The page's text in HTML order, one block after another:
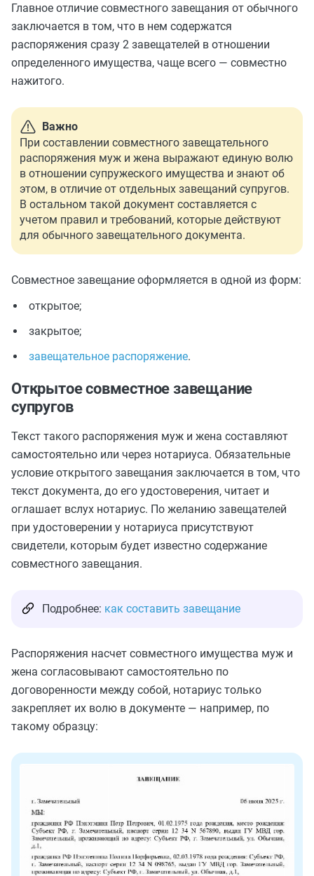
Главное отличие совместного завещания от обычного
заключается в том, что в нем содержатся
распоряжения сразу 2 завещателей в отношении
определенного имущества, чаще всего — совместно
нажитого.
Важно
При составлении совместного завещательного
распоряжения муж и жена выражают единую волю
в отношении супружеского имущества и знают об
этом, в отличие от отдельных завещаний супругов.
В остальном такой документ составляется с
учетом правил и требований, которые действуют
для обычного завещательного документа.
Совместное завещание оформляется в одной из форм:
открытое;
закрытое;
завещательное распоряжение.
Открытое совместное завещание
супругов
Текст такого распоряжения муж и жена составляют
самостоятельно или через нотариуса. Обязательные
условие открытого завещания заключается в том, что
текст документа, до его удостоверения, читает и
оглашает вслух нотариус. По желанию завещателей
при удостоверении у нотариуса присутствуют
свидетели, которым будет известно содержание
совместного завещания.
Подробнее: как составить завещание
Распоряжения насчет совместного имущества муж и
жена согласовывают самостоятельно по
договоренности между собой, нотариус только
закрепляет их волю в документе — например, по
такому образцу: